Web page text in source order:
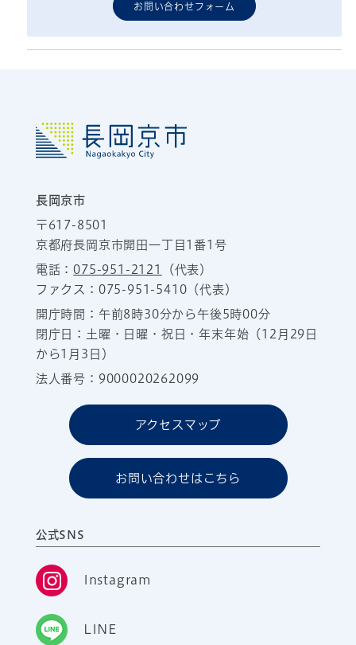
お問い合わせフォーム
長岡京市
〒617-8501
京都府長岡京市開田一丁目1番1号
電話：075-951-2121
（代表）
ファクス：075-951-5410（代表）
開庁時間：午前8時30分から午後5時00分
閉庁日：土曜・日曜・祝日・年末年始（12月29日
から1月3日）
法人番号：9000020262099
アクセスマップ
お問い合わせはこちら
公式SNS
Instagram
LINE